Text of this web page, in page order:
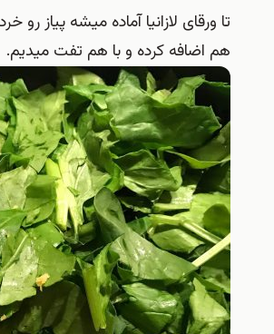
تا ورقای لازانیا آماده میشه پیاز
هم اضافه کرده و با هم تفت میدیم.